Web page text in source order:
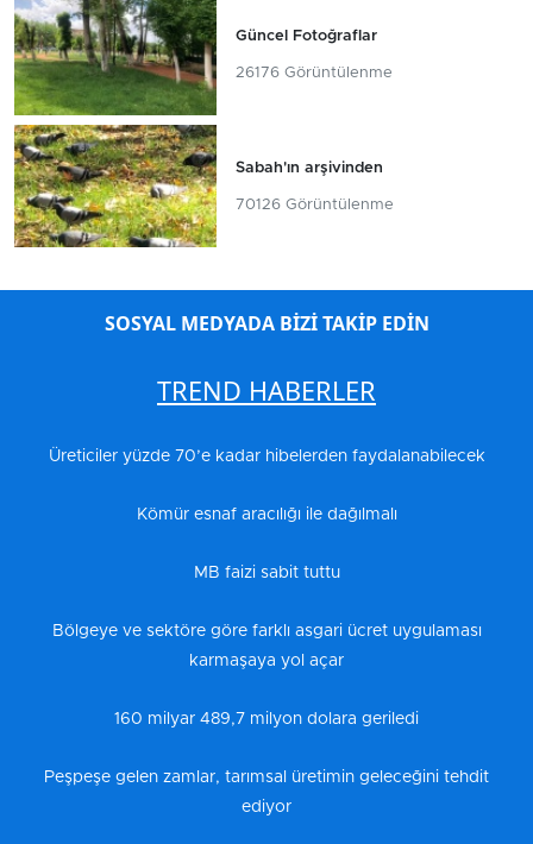
Güncel Fotoğraflar
26176 Görüntülenme
Sabah'ın arşivinden
70126 Görüntülenme
SOSYAL MEDYADA BİZİ TAKİP EDİN
TREND HABERLER
Üreticiler yüzde 70’e kadar hibelerden faydalanabilecek
Kömür esnaf aracılığı ile dağılmalı
MB faizi sabit tuttu
Bölgeye ve sektöre göre farklı asgari ücret uygulaması
karmaşaya yol açar
160 milyar 489,7 milyon dolara geriledi
Peşpeşe gelen zamlar, tarımsal üretimin geleceğini tehdit
ediyor